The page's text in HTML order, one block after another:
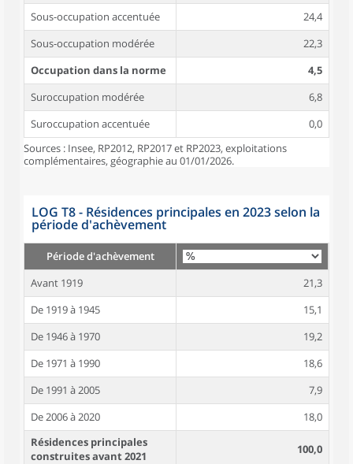
Sous-occupation accentuée
24,4
Sous-occupation modérée
22,3
Occupation dans la norme
4,5
Suroccupation modérée
6,8
Suroccupation accentuée
0,0
Sources : Insee, RP2012, RP2017 et RP2023, exploitations
complémentaires, géographie au 01/01/2026.
LOG T8 - Résidences principales en 2023 selon la
période d'achèvement
Période d'achèvement
Avant 1919
21,3
De 1919 à 1945
15,1
De 1946 à 1970
19,2
De 1971 à 1990
18,6
De 1991 à 2005
7,9
De 2006 à 2020
18,0
Résidences principales
construites avant 2021
100,0